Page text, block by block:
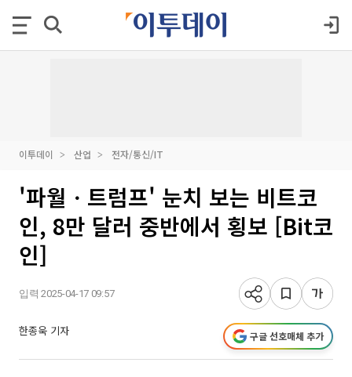
이투데이 산업 전자/통신/IT
'파월ㆍ트럼프' 눈치 보는 비트코
인, 8만 달러 중반에서 횡보 [Bit코
인]
입력 2025-04-17 09:57
한종욱 기자 구글 선호매체 추가